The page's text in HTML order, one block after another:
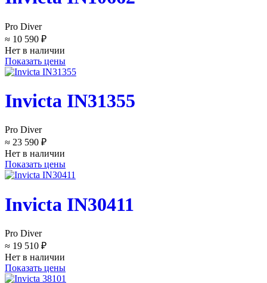
Pro Diver
≈ 10 590 ₽
Нет в наличии
Показать цены
Invicta IN31355
Pro Diver
≈ 23 590 ₽
Нет в наличии
Показать цены
Invicta IN30411
Pro Diver
≈ 19 510 ₽
Нет в наличии
Показать цены